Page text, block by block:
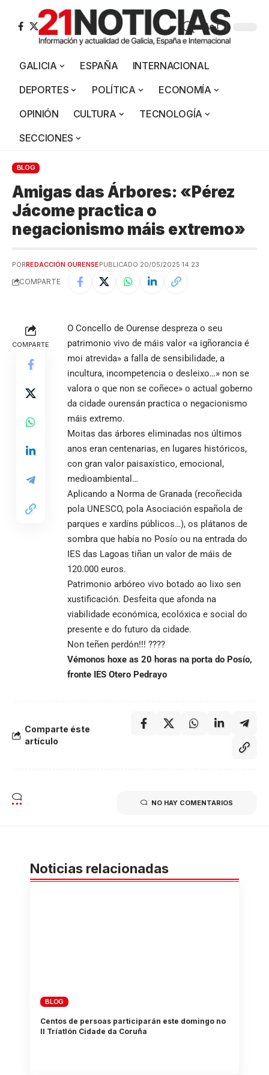
Aa
GALICIA ESPAÑA
INTERNACIONAL
DEPORTES
POLÍTICA
ECONOMÍA
OPINIÓN
CULTURA
TECNOLOGÍA
SECCIONES
BLOG
Amigas das Árbores: «Pérez
Jácome practica o
negacionismo máis extremo»
PORREDACCIÓN OURENSEPUBLICADO 20/05/2025 14:23
COMPARTE
COMPARTE
O Concello de Ourense despreza o seu
patrimonio vivo de máis valor «a igñorancia é
moi atrevida» a falla de sensibilidade, a
incultura, incompetencia o desleixo…» non se
valora o que non se coñece» o actual goberno
da cidade ourensán practica o negacionismo
máis extremo.
Moitas das árbores eliminadas nos últimos
anos eran centenarias, en lugares históricos,
con gran valor paisaxístico, emocional,
medioambiental…
Aplicando a Norma de Granada (recoñecida
pola UNESCO, pola Asociación española de
parques e xardíns públicos…), os plátanos de
sombra que había no Posío ou na entrada do
IES das Lagoas tiñan un valor de máis de
120.000 euros.
Patrimonio arbóreo vivo botado ao lixo sen
xustificación. Desfeita que afonda na
viabilidade económica, ecolóxica e social do
presente e do futuro da cidade.
Non teñen perdón!!! ????
Vémonos hoxe as 20 horas na porta do Posío,
fronte IES Otero Pedrayo
Comparte éste
artículo
NO HAY COMENTARIOS
Noticias relacionadas
BLOG
Centos de persoas participarán este domingo no
II Tríatlón Cidade da Coruña